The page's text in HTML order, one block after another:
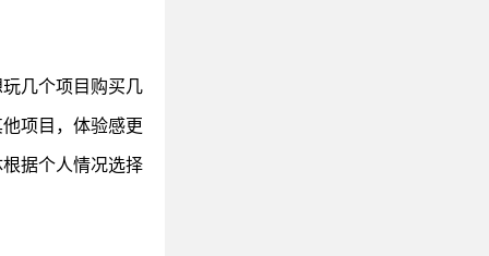
几个项目购买几
项目，体验感更
据个人情况选择